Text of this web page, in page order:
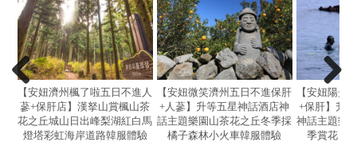
【安妞濟州楓了啦五日不進人
蔘+保肝店】漢拏山賞楓山茶
花之丘城山日出峰梨湖紅白馬
燈塔彩虹海岸道路韓服體驗
【安妞微笑濟州五日不進保肝
+人蔘】升等五星神話酒店神
話主題樂園山茶花之丘冬季採
橘子森林小火車韓服體驗
【安妞陽光
+保肝】升
神話主題樂
季賞花｜